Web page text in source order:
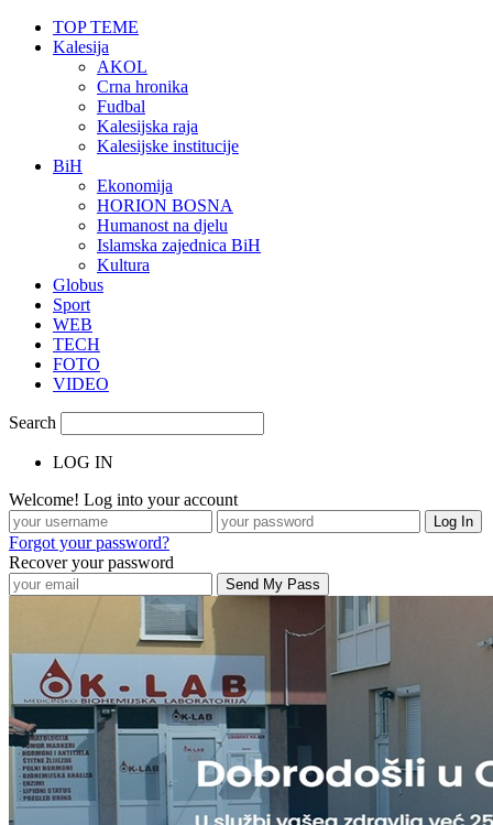
TOP TEME
Kalesija
AKOL
Crna hronika
Fudbal
Kalesijska raja
Kalesijske institucije
BiH
Ekonomija
HORION BOSNA
Humanost na djelu
Islamska zajednica BiH
Kultura
Globus
Sport
WEB
TECH
FOTO
VIDEO
Search
LOG IN
Welcome! Log into your account
Forgot your password?
Recover your password